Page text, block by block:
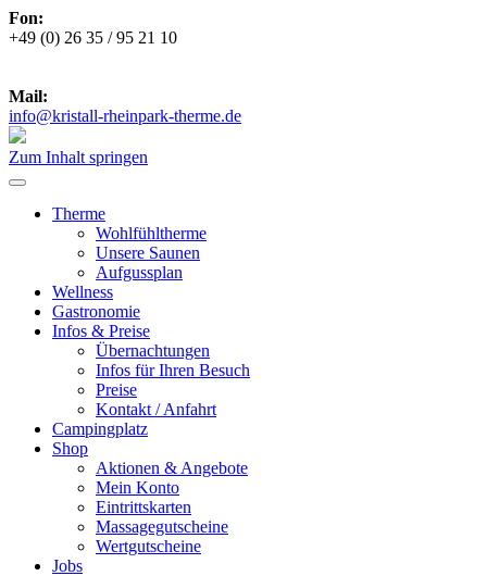
Fon:
+49 (0) 26 35 / 95 21 10
Mail:
info@kristall-rheinpark-therme.de
Zum Inhalt springen
Therme
Wohlfühltherme
Unsere Saunen
Aufgussplan
Wellness
Gastronomie
Infos & Preise
Übernachtungen
Infos für Ihren Besuch
Preise
Kontakt / Anfahrt
Campingplatz
Shop
Aktionen & Angebote
Mein Konto
Eintrittskarten
Massagegutscheine
Wertgutscheine
Jobs